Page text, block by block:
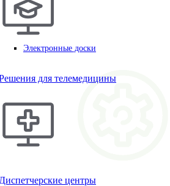
Электронные доски
для телемедицины
Диспетчерские центры